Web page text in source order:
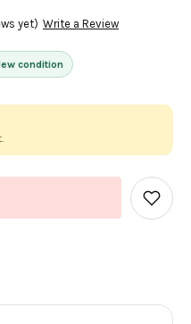
condition
yet) Write a Review
Add
to